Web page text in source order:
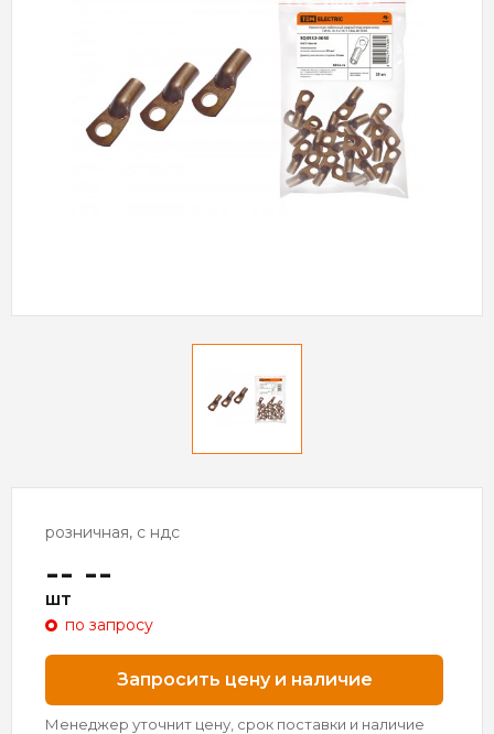
розничная, с ндс
-- --
шт
по запросу
Запросить цену и наличие
Менеджер уточнит цену, срок поставки и наличие